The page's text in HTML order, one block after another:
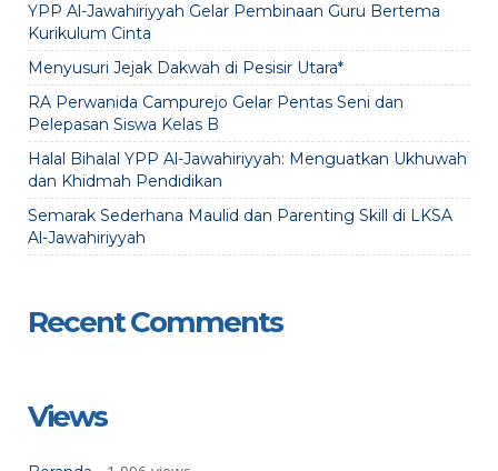
YPP Al-Jawahiriyyah Gelar Pembinaan Guru Bertema
Kurikulum Cinta
Menyusuri Jejak Dakwah di Pesisir Utara*
RA Perwanida Campurejo Gelar Pentas Seni dan
Pelepasan Siswa Kelas B
Halal Bihalal YPP Al-Jawahiriyyah: Menguatkan Ukhuwah
dan Khidmah Pendidikan
Semarak Sederhana Maulid dan Parenting Skill di LKSA
Al-Jawahiriyyah
Recent Comments
Views